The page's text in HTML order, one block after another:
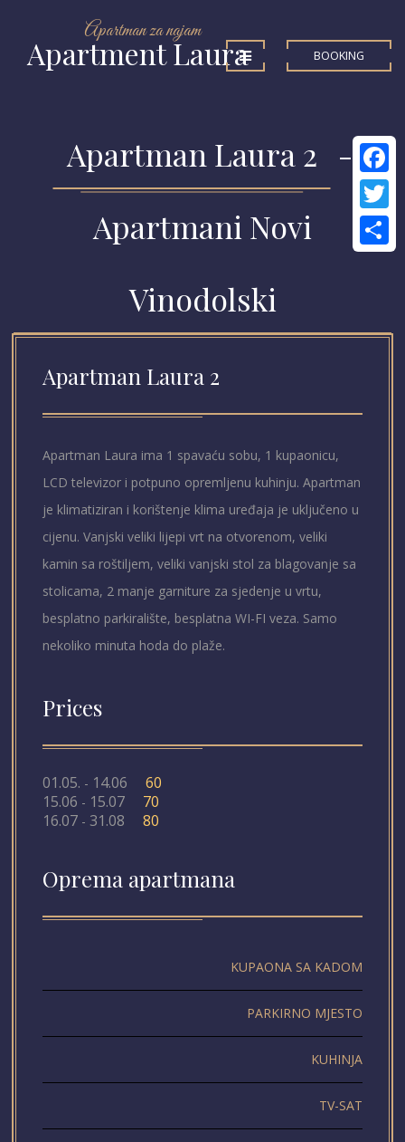
Apartment Laura
Apartman za najam
BOOKING
Apartman Laura 2 -
Apartmani Novi
Vinodolski
Apartman Laura 2
Apartman Laura ima 1 spavaću sobu, 1 kupaonicu,
LCD televizor i potpuno opremljenu kuhinju. Apartman
je klimatiziran i korištenje klima uređaja je uključeno u
cijenu. Vanjski veliki lijepi vrt na otvorenom, veliki
kamin sa roštiljem, veliki vanjski stol za blagovanje sa
stolicama, 2 manje garniture za sjedenje u vrtu,
besplatno parkiralište, besplatna WI-FI veza. Samo
nekoliko minuta hoda do plaže.
Prices
01.05. - 14.06
60
15.06 - 15.07
70
16.07 - 31.08 80
Oprema apartmana
KUPAONA SA KADOM
PARKIRNO MJESTO
KUHINJA
TV-SAT
Twitter